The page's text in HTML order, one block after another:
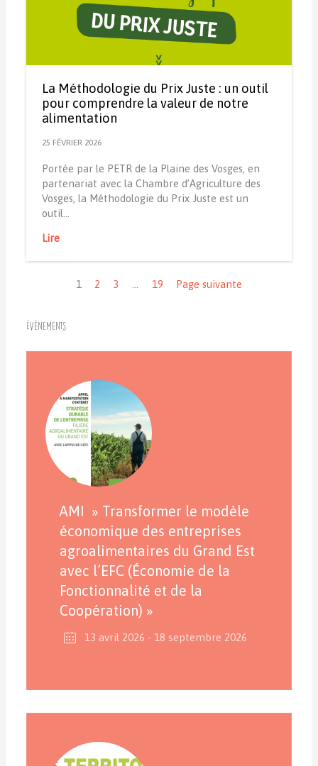
La Méthodologie du Prix Juste : un outil
pour comprendre la valeur de notre
alimentation
25 FÉVRIER 2026
Portée par le PETR de la Plaine des Vosges, en
partenariat avec la Chambre d’Agriculture des
Vosges, la Méthodologie du Prix Juste est un
outil…
Lire
1
2 3 19 Page suivante
Événements
AMI » Transformer le modèle
économique des entreprises
agroalimentaires du Grand Est
avec l’EFC (Économie de la
Fonctionnalité et de la
Coopération) »
13 avril 2026 - 18 septembre 2026